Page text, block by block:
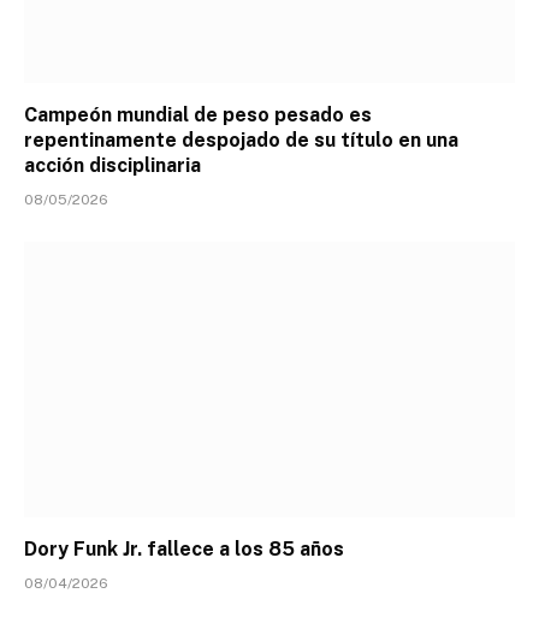
Campeón mundial de peso pesado es
repentinamente despojado de su título en una
acción disciplinaria
08/05/2026
Dory Funk Jr. fallece a los 85 años
08/04/2026